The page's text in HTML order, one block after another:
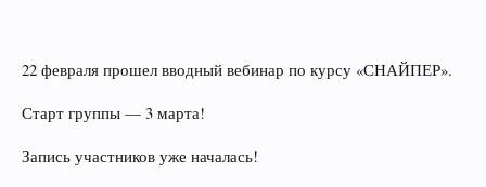
22 февраля прошел вводный вебинар по курсу «СНАЙПЕР».
Старт группы — 3 марта!
Запись участников уже началась!